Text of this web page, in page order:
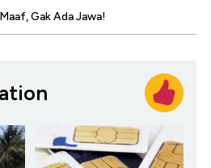
Gak Ada Jawa!